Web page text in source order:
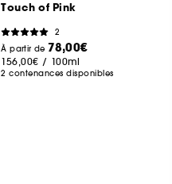
Touch of Pink
2
À partir de 78,00€
156,00€ / 100ml
2 contenances disponibles